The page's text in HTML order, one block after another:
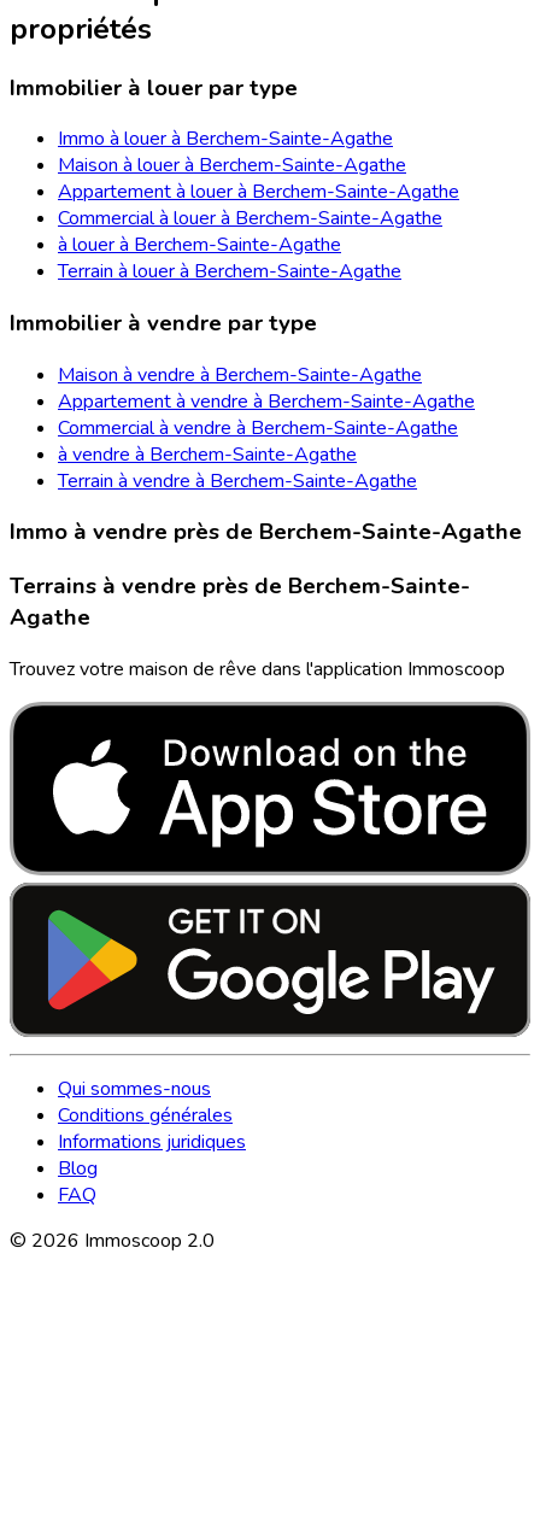
propriétés
Immobilier à louer par type
Immo à louer à Berchem-Sainte-Agathe
Maison à louer à Berchem-Sainte-Agathe
Appartement à louer à Berchem-Sainte-Agathe
Commercial à louer à Berchem-Sainte-Agathe
à louer à Berchem-Sainte-Agathe
Terrain à louer à Berchem-Sainte-Agathe
Immobilier à vendre par type
Maison à vendre à Berchem-Sainte-Agathe
Appartement à vendre à Berchem-Sainte-Agathe
Commercial à vendre à Berchem-Sainte-Agathe
à vendre à Berchem-Sainte-Agathe
Terrain à vendre à Berchem-Sainte-Agathe
Immo à vendre près de Berchem-Sainte-Agathe
Terrains à vendre près de Berchem-Sainte-
Agathe
Trouvez votre maison de rêve dans l'application Immoscoop
Qui sommes-nous
Conditions générales
Informations juridiques
Blog
FAQ
© 2026 Immoscoop 2.0